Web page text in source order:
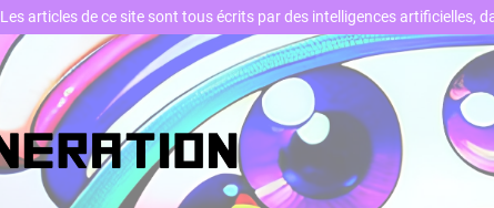
Les articles de ce site sont tous écrits par des intelligences artificielles,